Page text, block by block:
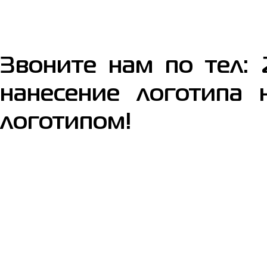
Звоните нам по тел:
нанесение
логотипом!